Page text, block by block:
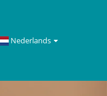
Nederlands